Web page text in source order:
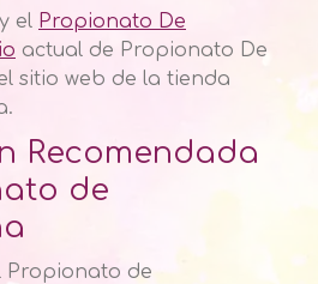
el Propionato De
actual de Propionato De
sitio web de la tienda
Recomendada
de
Propionato de